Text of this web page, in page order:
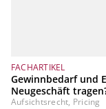
FACHARTIKEL
Gewinnbedarf und
Neugeschäft
Aufsichtsrecht, Pricing